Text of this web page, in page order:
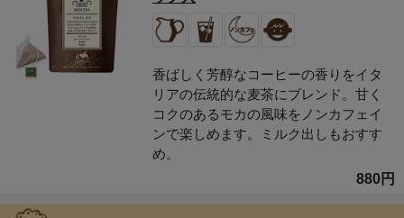
香ばしく芳醇なコーヒーの香りをイタ
リアの伝統的な麦茶にブレンド。甘く
コクのあるモカの風味をノンカフェイ
ンで楽しめます。ミルク出しもおすす
め。
880円